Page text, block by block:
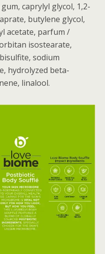
caprylyl glycol, 1,2-
butylene glycol,
acetate, parfum /
isostearate,
sodium
hydrolyzed beta-
linalool.